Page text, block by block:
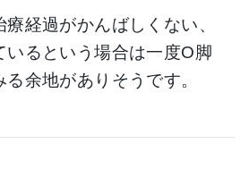
経過がかんばしくない、
いるという場合は一度O脚
余地がありそうです。